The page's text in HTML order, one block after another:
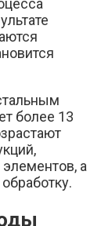
более 13
а